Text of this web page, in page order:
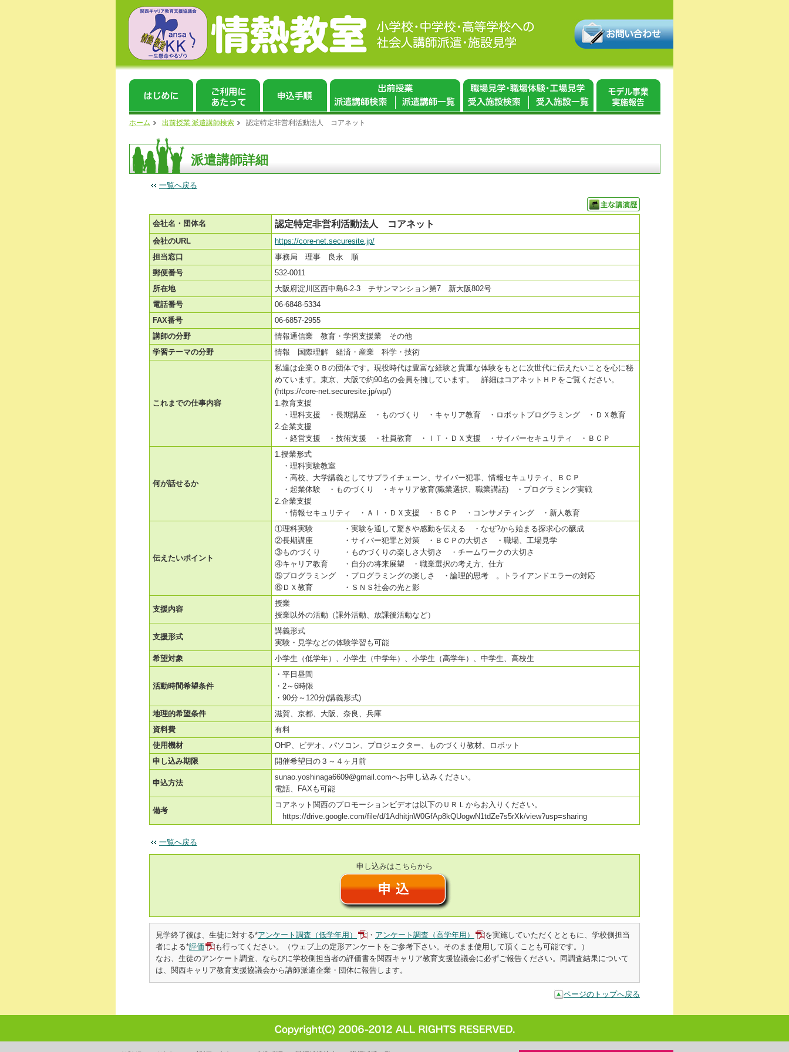
ホーム 出前授業 派遣講師検索 認定特定非営利活動法人 コアネット
派遣講師詳細
一覧へ戻る
会社名・団体名 認定特定非営利活動法人 コアネット
会社のURL
https://core-net.securesite.jp/
担当窓口
事務局 理事 良永 順
郵便番号
532-0011
所在地
大阪府淀川区西中島6-2-3 チサンマンション第7 新大阪802号
電話番号
06-6848-5334
FAX番号
06-6857-2955
講師の分野
情報通信業 教育・学習支援業 その他
学習テーマの分野
情報 国際理解 経済・産業 科学・技術
これまでの仕事内容
私達は企業ＯＢの団体です。現役時代は豊富な経験と貴重な体験をもとに次世代に伝えたいことを心に秘
めています。東京、大阪で約90名の会員を擁しています。 詳細はコアネットＨＰをご覧ください。
(https://core-net.securesite.jp/wp/)
1.教育支援
・理科支援 ・長期講座 ・ものづくり ・キャリア教育 ・ロボットプログラミング ・ＤＸ教育
2.企業支援
・経営支援 ・技術支援 ・社員教育 ・ＩＴ・ＤＸ支援 ・サイバーセキュリティ ・ＢＣＰ
何が話せるか
1.授業形式
・理科実験教室
・高校、大学講義としてサプライチェーン、サイバー犯罪、情報セキュリティ、ＢＣＰ
・起業体験 ・ものづくり ・キャリア教育(職業選択、職業講話) ・プログラミング実戦
2.企業支援
・情報セキュリティ ・ＡＩ・ＤＸ支援 ・ＢＣＰ ・コンサメティング ・新人教育
伝えたいポイント
①理科実験 ・実験を通して驚きや感動を伝える ・なぜ?から始まる探求心の醸成
②長期講座 ・サイバー犯罪と対策 ・ＢＣＰの大切さ ・職場、工場見学
③ものづくり ・ものづくりの楽しさ大切さ ・チームワークの大切さ
④キャリア教育 ・自分の将来展望 ・職業選択の考え方、仕方
⑤プログラミング ・プログラミングの楽しさ ・論理的思考 。トライアンドエラーの対応
⑥ＤＸ教育 ・ＳＮＳ社会の光と影
支援内容
授業
授業以外の活動（課外活動、放課後活動など）
支援形式
講義形式
実験・見学などの体験学習も可能
希望対象
小学生（低学年）、小学生（中学年）、小学生（高学年）、中学生、高校生
活動時間希望条件
・平日昼間
・2～6時限
・90分～120分(講義形式)
地理的希望条件
滋賀、京都、大阪、奈良、兵庫
資料費
有料
使用機材
OHP、ビデオ、パソコン、プロジェクター、ものづくり教材、ロボット
申し込み期限
開催希望日の３～４ヶ月前
申込方法
sunao.yoshinaga6609@gmail.comへお申し込みください。
電話、FAXも可能
備考
コアネット関西のプロモーションビデオは以下のＵＲＬからお入りください。
https://drive.google.com/file/d/1AdhitjnW0GfAp8kQUogwN1tdZe7s5rXk/view?usp=sharing
一覧へ戻る
申し込みはこちらから
見学終了後は、生徒に対する*アンケート調査（低学年用） ・ アンケート調査（高学年用）
を実施していただくとともに、学校側担当
者による*評価
も行ってください。（ウェブ上の定形アンケートをご参考下さい。そのまま使用して頂くことも可能です。）
なお、生徒のアンケート調査、ならびに学校側担当者の評価書を関西キャリア教育支援協議会に必ずご報告ください。同調査結果について
は、関西キャリア教育支援協議会から講師派遣企業・団体に報告します。
ページのトップへ戻る